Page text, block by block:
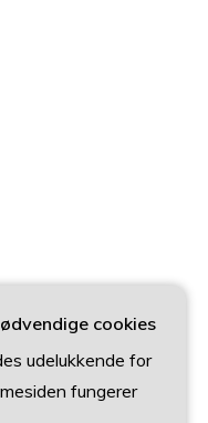
cookies
udelukkende for
fungerer